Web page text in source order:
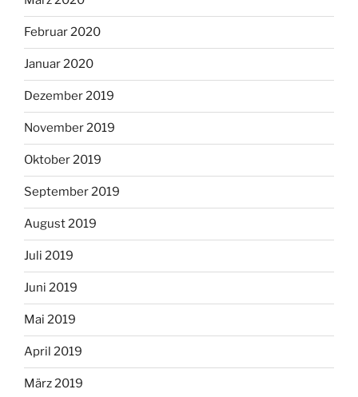
Februar 2020
Januar 2020
Dezember 2019
November 2019
Oktober 2019
September 2019
August 2019
Juli 2019
Juni 2019
Mai 2019
April 2019
März 2019